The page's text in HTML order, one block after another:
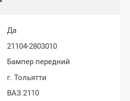
Да
21104-2803010
Бампер передний
г. Тольятти
ВАЗ 2110